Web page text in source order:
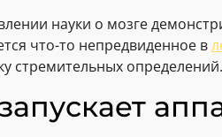
науки о мозге
что-то непредвиденное в
стремительных определений.